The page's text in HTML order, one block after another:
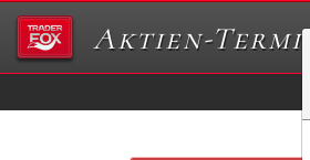
Aktien-